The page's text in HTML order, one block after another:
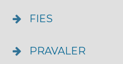
FIES
PRAVALER